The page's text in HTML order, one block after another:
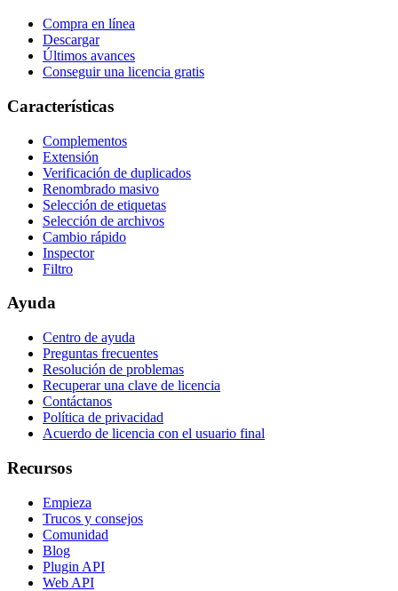
Compra en línea
Descargar
Últimos avances
Conseguir una licencia gratis
Características
Complementos
Extensión
Verificación de duplicados
Renombrado masivo
Selección de etiquetas
Selección de archivos
Cambio rápido
Inspector
Filtro
Ayuda
Centro de ayuda
Preguntas frecuentes
Resolución de problemas
Recuperar una clave de licencia
Contáctanos
Política de privacidad
Acuerdo de licencia con el usuario final
Recursos
Empieza
Trucos y consejos
Comunidad
Blog
Plugin API
Web API